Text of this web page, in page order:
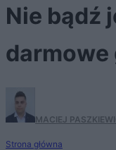
Nie bądź
darmowe
MACIEJ
Strona główna